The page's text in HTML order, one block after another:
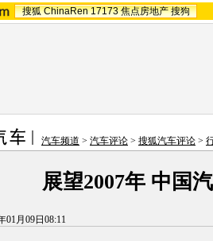
搜狐 ChinaRen 17173 焦点房地产 搜狗
汽车频道 > 汽车评论 > 搜狐汽车评论 >
展望2007年 中国
01月09日08:11